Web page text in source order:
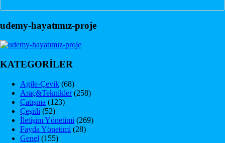
udemy-hayatımız-proje
KATEGORİLER
Agile-Çevik (68)
Araç&Teknikler(258)
Çatışma (123)
Çeşitli (52)
İletişim Yönetimi (269)
Fayda Yönetimi (28)
Genel (155)